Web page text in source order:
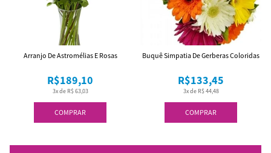
COMPRAR
3x de R$ 63,03
R$189,10
Arranjo De Astromélias E Rosas
COMPRAR
3x de R$ 44,48
R$133,45
Buquê Simpatia De Gerberas Coloridas